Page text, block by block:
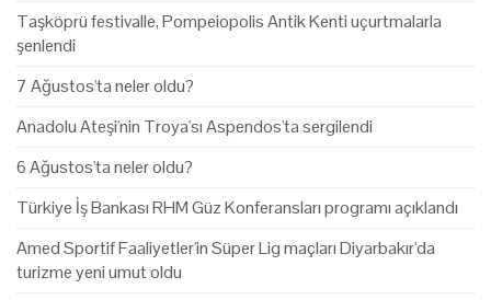
Taşköprü festivalle, Pompeiopolis Antik Kenti uçurtmalarla
şenlendi
7 Ağustos'ta neler oldu?
Anadolu Ateşi'nin Troya'sı Aspendos'ta sergilendi
6 Ağustos'ta neler oldu?
Türkiye İş Bankası RHM Güz Konferansları programı açıklandı
Amed Sportif Faaliyetler'in Süper Lig maçları Diyarbakır'da
turizme yeni umut oldu